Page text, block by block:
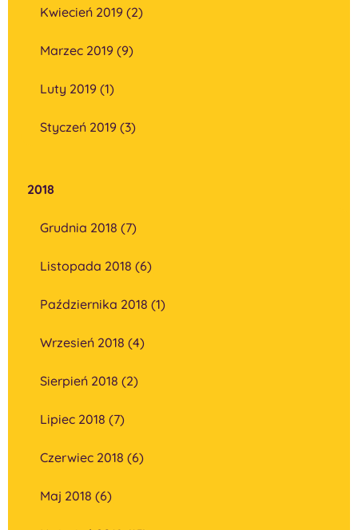
Kwiecień 2019 (2)
Marzec 2019 (9)
Luty 2019 (1)
Styczeń 2019 (3)
2018
Grudnia 2018 (7)
Listopada 2018 (6)
Października 2018 (1)
Wrzesień 2018 (4)
Sierpień 2018 (2)
Lipiec 2018 (7)
Czerwiec 2018 (6)
Maj 2018 (6)